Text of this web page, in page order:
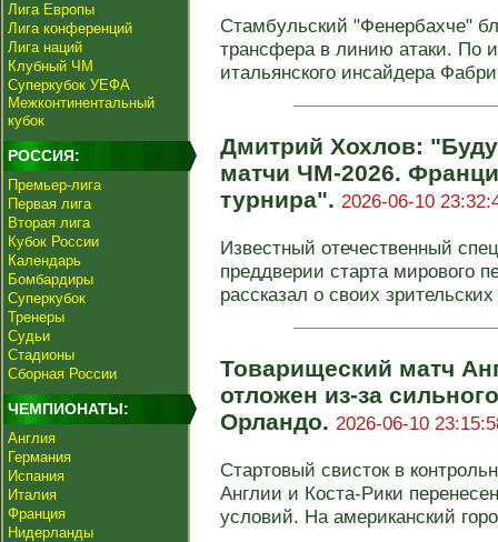
Лига Европы
Лига конференций
Лига наций
Клубный ЧМ
Суперкубок УЕФА
Межконтинентальный
кубок
РОССИЯ:
Премьер-лига
Первая лига
Вторая лига
Кубок России
Календарь
Бомбардиры
Суперкубок
Тренеры
Судьи
Стадионы
Сборная России
ЧЕМПИОНАТЫ:
Англия
Германия
Испания
Италия
Франция
Нидерланды
Стамбульский "Фенербахче"
трансфера в линию атаки. По
итальянского инсайдера
Дмитрий Хохлов:
матчи ЧМ-2026.
турнира". 2026-06-10
Известный отечественный
преддверии старта мирового
рассказал о своих
Товарищеский матч
отложен из-за
Орландо. 2026-06-10
Стартовый свисток в
Англии и Коста-Рики
условий. На американский